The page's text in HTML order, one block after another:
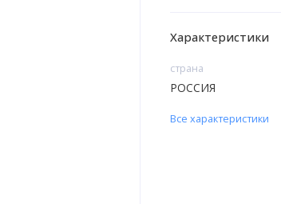
Характеристики
страна
РОССИЯ
Все характеристики